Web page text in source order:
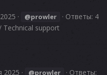
@prowler
Ответы: 4
Technical support
2025 @prowler
Ответы: